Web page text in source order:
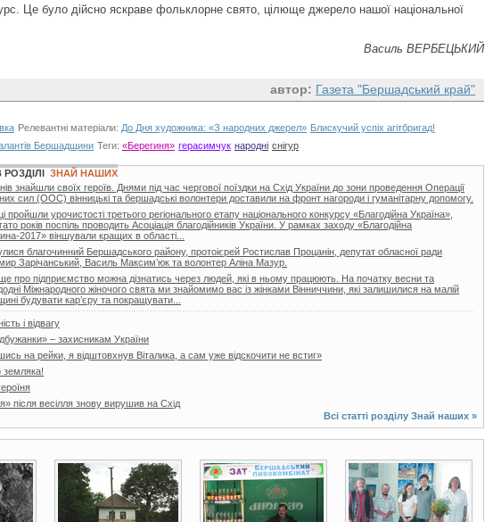
Це було дійсно яскраве фольклорне свято, цілюще джерело нашої національної
Василь ВЕРБЕЦЬКИЙ
автор: Газета "Бершадський край"
Релевантні матеріали: До Дня художника: «З народних джерел» Блискучий успіх агітбригад!
Бершадщини Теги: «Берегиня» герасимчук народні снігур
ЗНАЙ НАШИХ
знайшли своїх героїв. Днями під час чергової поїздки на Схід України до зони проведення Операції
сил (ООС) вінницькі та бершадські волонтери доставили на фронт нагороди і гуманітарну допомогу.
пройшли урочистості третього регіонального етапу національного конкурсу «Благодійна Україна»,
років поспіль проводить Асоціація благодійників України. У рамках заходу «Благодійна
2017» віншували кращих в області...
благочинний Бершадського району, протоієрей Ростислав Процанін, депутат обласної ради
Зарічанський, Василь Максим’юк та волонтер Аліна Мазур.
про підприємство можна дізнатись через людей, які в ньому працюють. На початку весни та
Міжнародного жіночого свята ми знайомимо вас із жінками Вінниччини, які залишилися на малій
будувати кар’єру та покращувати...
і відвагу
– захисникам України
на рейки, я відштовхнув Віталика, а сам уже відскочити не встиг»
земляка!
після весілля знову вирушив на Схід
Всі статті розділу Знай наших »
75 фото 9 фото 2 фото